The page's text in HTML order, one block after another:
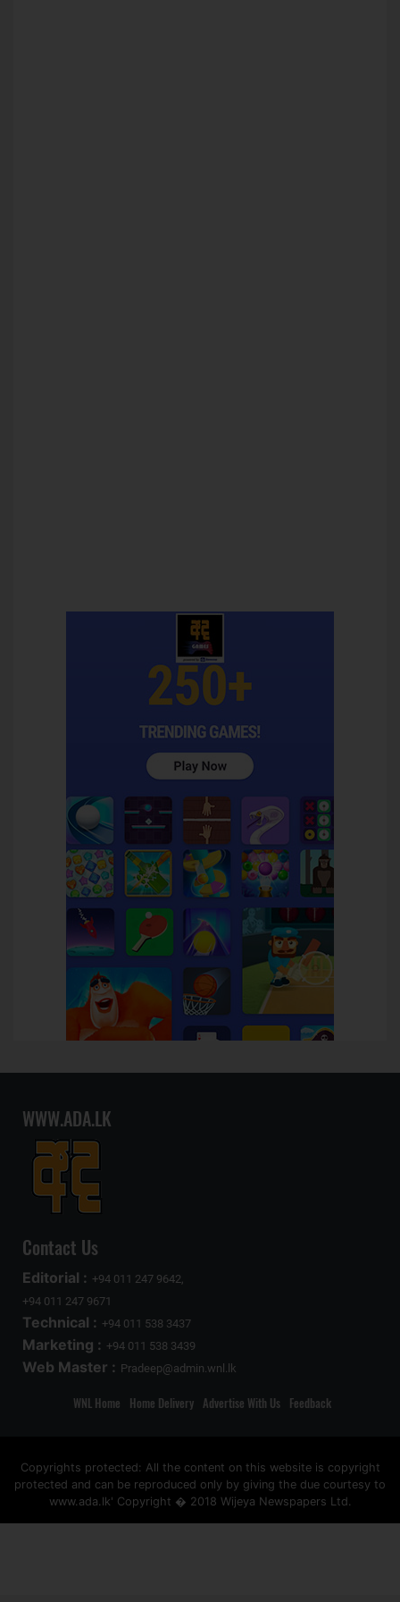
WWW.ADA.LK
Contact Us
Editorial : +94 011 247 9642,
+94 011 247 9671
Technical : +94 011 538 3437
Marketing : +94 011 538 3439
Web Master : Pradeep@admin.wnl.lk
WNL Home Home Delivery Advertise With Us Feedback
Copyrights protected: All the content on this website is copyright
protected and can be reproduced only by giving the due courtesy to
www.ada.lk' Copyright � 2018 Wijeya Newspapers Ltd.